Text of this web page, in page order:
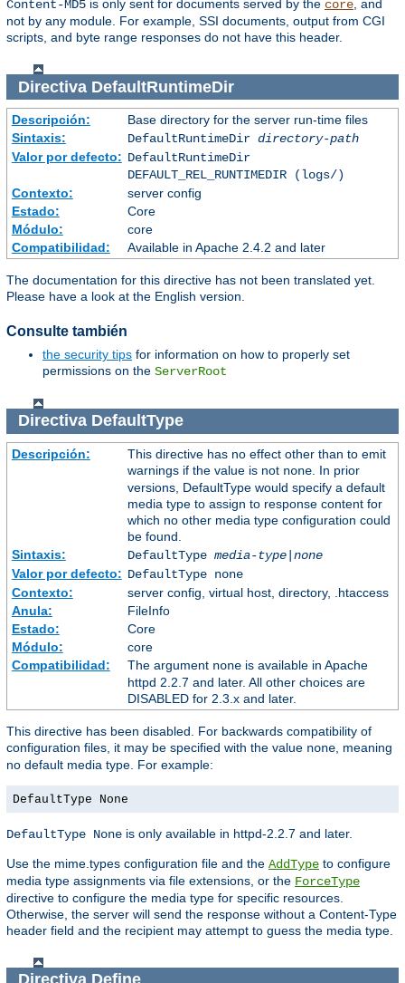
Content-MD5 is only sent for documents served by the core , and
not by any module. For example, SSI documents, output from CGI
scripts, and byte range responses do not have this header.
Directiva DefaultRuntimeDir
Descripción:
Base directory for the server run-time files
Sintaxis:
DefaultRuntimeDir directory-path
Valor por defecto: DefaultRuntimeDir
DEFAULT_REL_RUNTIMEDIR (logs/)
Contexto:
server config
Estado:
Core
Módulo:
core
Compatibilidad:
Available in Apache 2.4.2 and later
The documentation for this directive has not been translated yet.
Please have a look at the English version.
Consulte también
the security tips for information on how to properly set
permissions on the ServerRoot
Directiva DefaultType
Descripción:
This directive has no effect other than to emit
warnings if the value is not none. In prior
versions, DefaultType would specify a default
media type to assign to response content for
which no other media type configuration could
be found.
Sintaxis:
DefaultType media-type|none
Valor por defecto: DefaultType none
Contexto:
server config, virtual host, directory, .htaccess
Anula:
FileInfo
Estado:
Core
Módulo:
core
Compatibilidad:
The argument noneis available in Apache
httpd 2.2.7 and later. All other choices are
DISABLED for 2.3.x and later.
This directive has been disabled. For backwards compatibility of
configuration files, it may be specified with the value none , meaning
no default media type. For example:
DefaultType None
DefaultType None is only available in httpd-2.2.7 and later.
Use the mime.types configuration file and the AddType to configure
media type assignments via file extensions, or the ForceType
directive to configure the media type for specific resources.
Otherwise, the server will send the response without a Content-Type
header field and the recipient may attempt to guess the media type.